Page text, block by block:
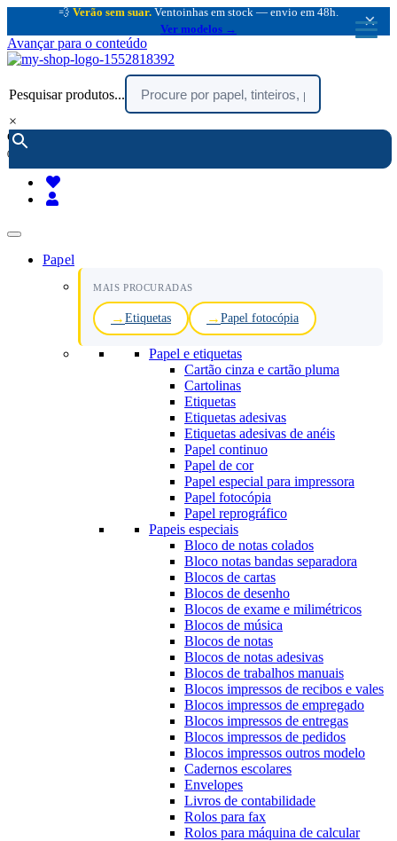
💨 Verão sem suar. Ventoinhas em stock — envio em 48h.
Ver modelos →
×
Avançar para o conteúdo
Pesquisar produtos...
×
encomendar por telefone :
(chamada rede fixa nacional)
Papel
MAIS PROCURADAS
Etiquetas Papel fotocópia
Papel e etiquetas
Cartão cinza e cartão pluma
Cartolinas
Etiquetas
Etiquetas adesivas
Etiquetas adesivas de anéis
Papel continuo
Papel de cor
Papel especial para impressora
Papel fotocópia
Papel reprográfico
Papeis especiais
Bloco de notas colados
Bloco notas bandas separadora
Blocos de cartas
Blocos de desenho
Blocos de exame e milimétricos
Blocos de música
Blocos de notas
Blocos de notas adesivas
Blocos de trabalhos manuais
Blocos impressos de recibos e vales
Blocos impressos de empregado
Blocos impressos de entregas
Blocos impressos de pedidos
Blocos impressos outros modelo
Cadernos escolares
Envelopes
Livros de contabilidade
Rolos para fax
Rolos para máquina de calcular